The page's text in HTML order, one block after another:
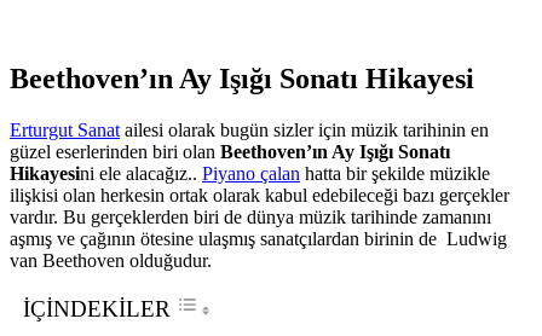
Beethoven’ın Ay Işığı Sonatı Hikayesi
Erturgut Sanat ailesi olarak bugün sizler için müzik tarihinin en
güzel eserlerinden biri olan Beethoven’ın Ay Işığı Sonatı
Hikayesini ele alacağız.. Piyano çalan hatta bir şekilde müzikle
ilişkisi olan herkesin ortak olarak kabul edebileceği bazı gerçekler
vardır. Bu gerçeklerden biri de dünya müzik tarihinde zamanını
aşmış ve çağının ötesine ulaşmış sanatçılardan birinin de Ludwig
van Beethoven olduğudur.
İÇİNDEKİLER